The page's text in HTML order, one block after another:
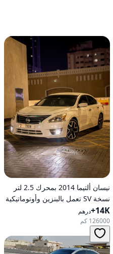
نيسان ألتيما 2014 بمحرك 2.5 لتر
نسخة SV تعمل بالبنزين وأوتوماتيكية
للدفع الأمامي
14K+ درهم
126000 كم